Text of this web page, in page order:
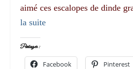
aimé ces escalopes de dinde
la suite­­
Partager :
Facebook Pinterest